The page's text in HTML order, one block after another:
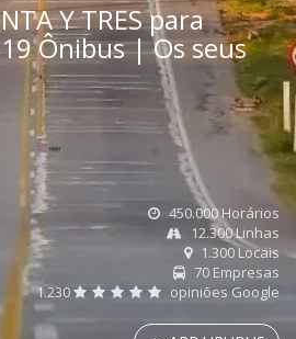
Y TRES para
19 Ônibus | Os seus
450.000 Horários
12.300 Linhas
1.300 Locais
70 Empresas
1.230
opiniões Google